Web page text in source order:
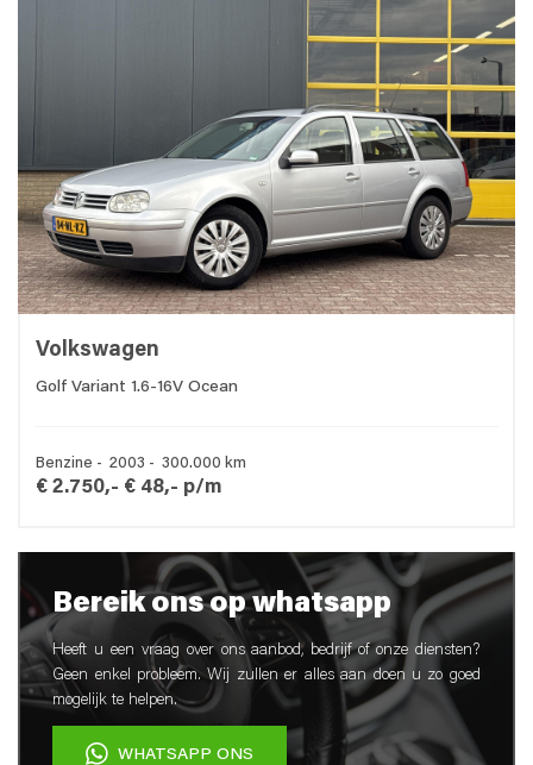
Volkswagen
Golf Variant 1.6-16V Ocean
Benzine - 2003 - 300.000 km
€ 2.750,- € 48,- p/m
Bereik ons op whatsapp
Heeft u een vraag over ons aanbod, bedrijf of onze diensten?
Geen enkel probleem. Wij zullen er alles aan doen u zo goed
mogelijk te helpen.
WHATSAPP ONS